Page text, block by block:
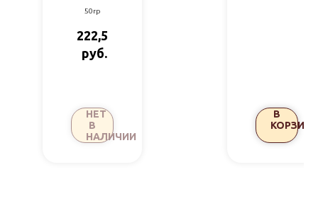
мед
чай)
50гр
222,5
руб.
НЕТ
В
НАЛИЧИИ
В
КОРЗИНУ